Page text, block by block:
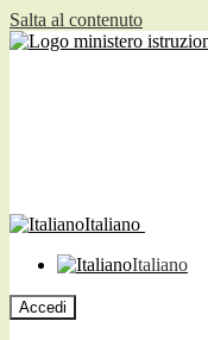
Salta al contenuto
Italiano
Italiano
Accedi